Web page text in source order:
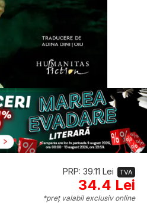
PRP: 39.11 Lei TVA
34.4 Lei
*preț valabil exclusiv online